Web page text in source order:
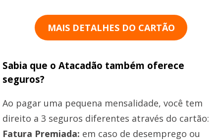
MAIS DETALHES DO CARTÃO
Sabia que o Atacadão também oferece
seguros?
Ao pagar uma pequena mensalidade, você tem
direito a 3 seguros diferentes através do cartão:
Fatura Premiada: em caso de desemprego ou